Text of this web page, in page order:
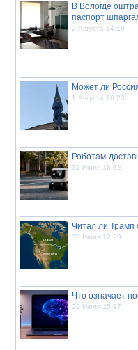
В Вологде
паспорт
2 Августа 14:19
Может ли
1 Августа 16:23
Роботам-
31 Июля 18:32
Читал ли Трамп
30 Июля 12:20
Что означает
29 Июля 15:27